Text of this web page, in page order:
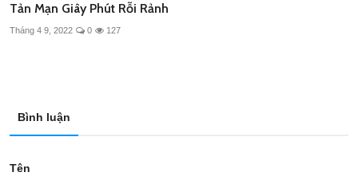
Tản Mạn Giây Phút Rỗi Rảnh
Tháng 4 9, 2022 0 127
Bình luận
Tên